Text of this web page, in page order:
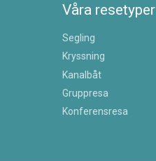
Våra resetyper
Segling
Kryssning
Kanalbåt
Gruppresa
Konferensresa